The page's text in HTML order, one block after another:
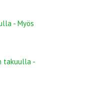
- Myös
takuulla -